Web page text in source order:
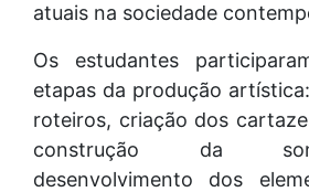
atuais na sociedade
Os estudantes
etapas da produção
roteiros, criação dos
construção da
desenvolvimento dos